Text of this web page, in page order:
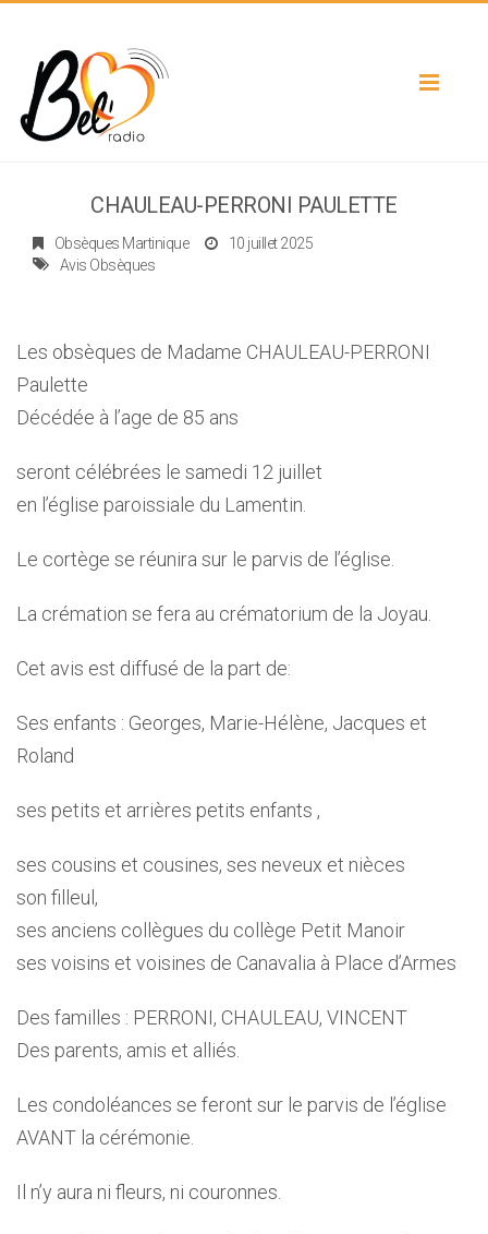
Toggle
CHAULEAU-PERRONI PAULETTE
Obsèques Martinique
10 juillet 2025
Avis Obsèques
Les obsèques de Madame CHAULEAU-PERRONI
Paulette
Décédée à l’age de 85 ans
seront célébrées le samedi 12 juillet
en l’église paroissiale du Lamentin.
Le cortège se réunira sur le parvis de l’église.
La crémation se fera au crématorium de la Joyau.
Cet avis est diffusé de la part de:
Ses enfants : Georges, Marie-Hélène, Jacques et
Roland
ses petits et arrières petits enfants ,
ses cousins et cousines, ses neveux et nièces
son filleul,
ses anciens collègues du collège Petit Manoir
ses voisins et voisines de Canavalia à Place d’Armes
Des familles : PERRONI, CHAULEAU, VINCENT
Des parents, amis et alliés.
Les condoléances se feront sur le parvis de l’église
AVANT la cérémonie.
Il n’y aura ni fleurs, ni couronnes.